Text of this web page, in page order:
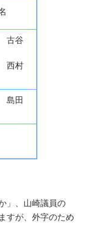
古谷
西村
田
」、山崎議員の
すが、外字のため